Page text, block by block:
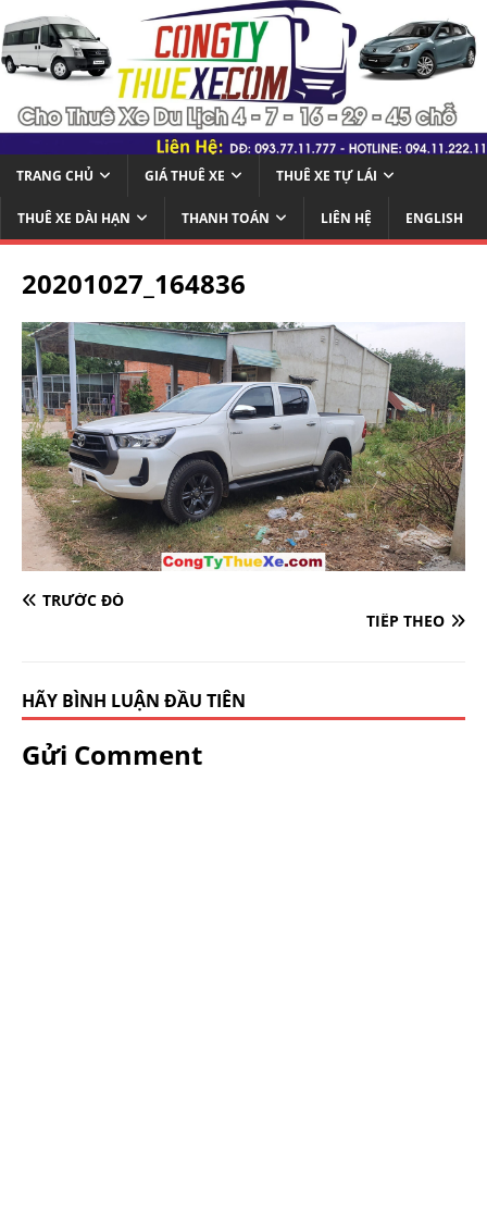
TRANG CHỦ GIÁ THUÊ XE THUÊ XE TỰ LÁI
THUÊ XE DÀI HẠN THANH TOÁN LIÊN HỆ ENGLISH
20201027_164836
TRƯỚC ĐÓ
TIẾP THEO
HÃY BÌNH LUẬN ĐẦU TIÊN
Gửi Comment